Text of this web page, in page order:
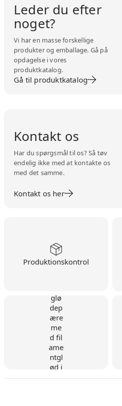
Leder du efter
noget?
Vi har en masse forskellige
produkter og emballage. Gå på
opdagelse i vores
produktkatalog.
Gå til produktkatalog
Kontakt os
Har du spørgsmål til os? Så tøv
endelig ikke med at kontakte os
med det samme.
Kontakt os her
Produktionskontrol